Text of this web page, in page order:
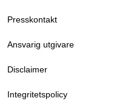
Presskontakt
Ansvarig utgivare
Disclaimer
Integritetspolicy